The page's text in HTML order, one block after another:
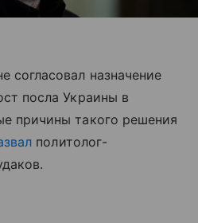
согласовал назначение
посла Украины в
причины такого решения
политолог-